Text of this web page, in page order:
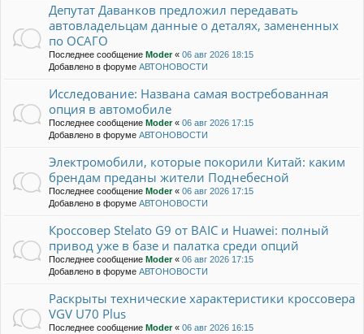
Депутат Даванков предложил передавать
автовладельцам данные о деталях, замененных
по ОСАГО
Последнее сообщение Moder« 06 авг 2026 18:15
Добавлено в форуме АВТОНОВОСТИ
Исследование: Названа самая востребованная
опция в автомобиле
Последнее сообщение Moder« 06 авг 2026 17:15
Добавлено в форуме АВТОНОВОСТИ
Электромобили, которые покорили Китай: каким
брендам преданы жители Поднебесной
Последнее сообщение Moder« 06 авг 2026 17:15
Добавлено в форуме АВТОНОВОСТИ
Кроссовер Stelato G9 от BAIC и Huawei: полный
привод уже в базе и палатка среди опций
Последнее сообщение Moder« 06 авг 2026 17:15
Добавлено в форуме АВТОНОВОСТИ
Раскрыты технические характеристики кроссовера
VGV U70 Plus
Последнее сообщение Moder« 06 авг 2026 16:15